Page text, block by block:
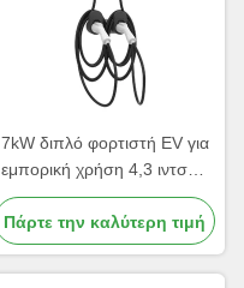
7kW διπλό φορτιστή EV για
εμπορική χρήση 4,3 ιντσών
οθόνη με κάρτα RFID
Πάρτε την καλύτερη τιμή